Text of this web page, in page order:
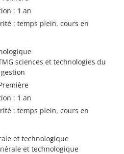
: 1 an
: temps plein, cours en
sciences et technologies du
: 1 an
: temps plein, cours en
et technologique
et technologique